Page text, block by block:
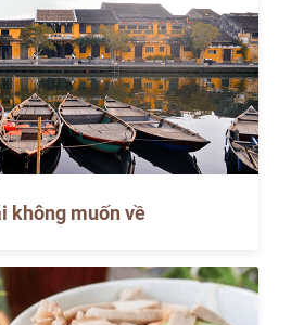
không muốn về